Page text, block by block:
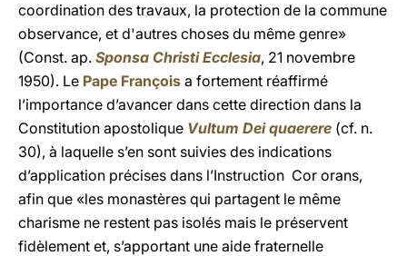
coordination des travaux, la protection de la commune
observance, et d'autres choses du même genre»
(Const. ap. Sponsa Christi Ecclesia, 21 novembre
1950). Le Pape François a fortement réaffirmé
l’importance d’avancer dans cette direction dans la
Constitution apostolique Vultum Dei quaerere (cf. n.
30), à laquelle s’en sont suivies des indications
d’application précises dans l’Instruction Cor orans,
afin que «les monastères qui partagent le même
charisme ne restent pas isolés mais le préservent
fidèlement et, s’apportant une aide fraternelle